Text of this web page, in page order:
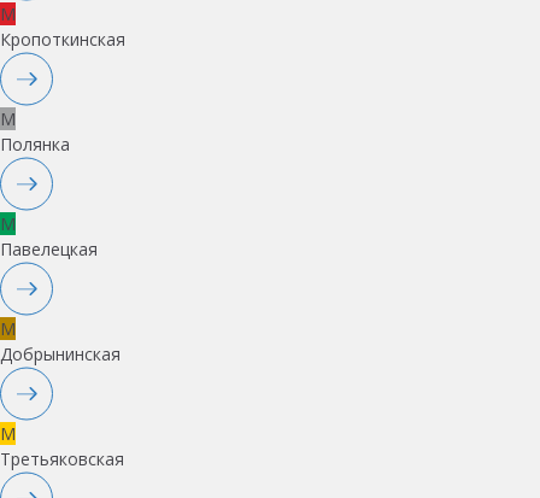
M
Кропоткинская
M
Полянка
M
Павелецкая
M
Добрынинская
M
Третьяковская